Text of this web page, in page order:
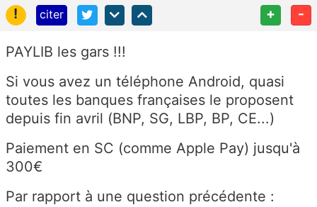
!
citer + -
PAYLIB les gars !!!
Si vous avez un téléphone Android, quasi
toutes les banques françaises le proposent
depuis fin avril (BNP, SG, LBP, BP, CE...)
Paiement en SC (comme Apple Pay) jusqu'à
300€
Par rapport à une question précédente :